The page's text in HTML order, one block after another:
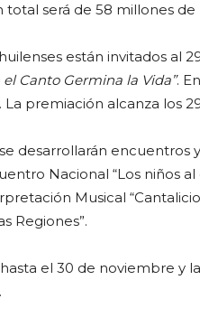
total será de 58 millones de
están invitados al
el Canto Germina la Vida”.
premiación alcanza los
desarrollarán
Nacional “Los niños
Musical
Regiones”.
el 30 de noviembre y
.